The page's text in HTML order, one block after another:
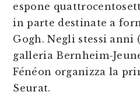
espone
in parte destinate a
Gogh. Negli stessi anni
galleria Bernheim-
Fénéon organizza la
Seurat.